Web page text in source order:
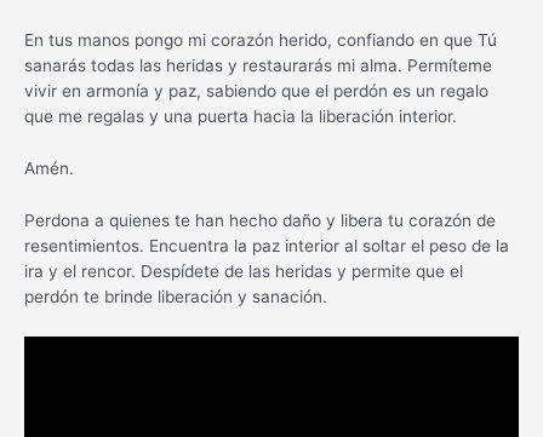
En tus manos pongo mi corazón herido, confiando en que Tú
sanarás todas las heridas y restaurarás mi alma. Permíteme
vivir en armonía y paz, sabiendo que el perdón es un regalo
que me regalas y una puerta hacia la liberación interior.
Amén.
Perdona a quienes te han hecho daño y libera tu corazón de
resentimientos. Encuentra la paz interior al soltar el peso de la
ira y el rencor. Despídete de las heridas y permite que el
perdón te brinde liberación y sanación.